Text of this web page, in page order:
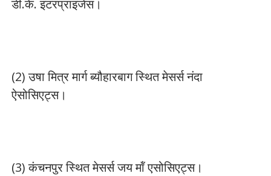
डी.के. इंटरप्राइजेस।
(2) उषा मित्र मार्ग ब्यौहारबाग स्थित मेसर्स नंदा
ऐसोसिएट्स।
(3) कंचनपुर स्थित मेसर्स जय मॉं एसोसिएट्स।